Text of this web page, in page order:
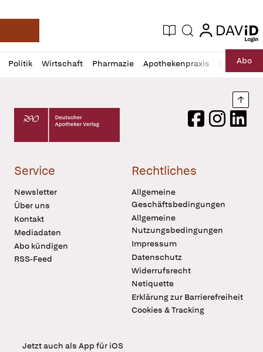
Deutsche Apotheker Zeitung
Aktuelle Ausgabe
Suche login
login
Politik Wirtschaft Pharmazie Apothekenpraxis RechtAbo
Profil
öffnen
Daz
Pur
Deutscher Apotheker Verlag Logo
FacebookInstagram
Service
Newsletter
Über uns
Kontakt
Mediadaten
Abo kündigen
RSS-Feed
Rechtliches
Allgemeine
Geschäftsbedingungen
Allgemeine
Nutzungsbedingungen
Impressum
Datenschutz
Widerrufsrecht
Netiquette
Erklärung zur Barrierefreiheit
Cookies & Tracking
Jetzt auch als App für iOS